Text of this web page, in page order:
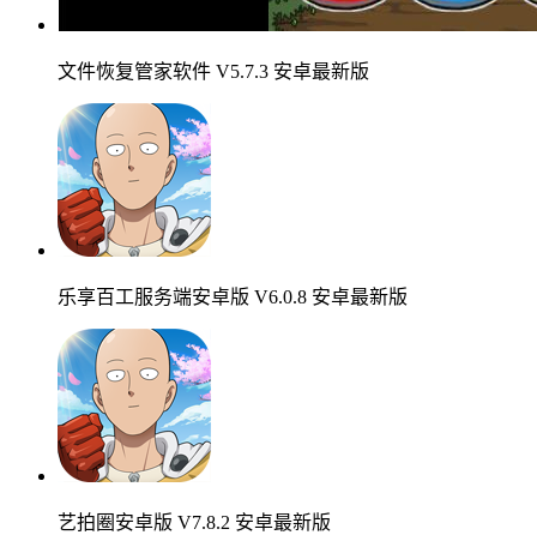
文件恢复管家软件 V5.7.3 安卓最新版
乐享百工服务端安卓版 V6.0.8 安卓最新版
艺拍圈安卓版 V7.8.2 安卓最新版